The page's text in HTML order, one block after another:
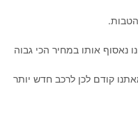
אותו במחיר הכי גבוה
קודם לכן לרכב חדש יותר